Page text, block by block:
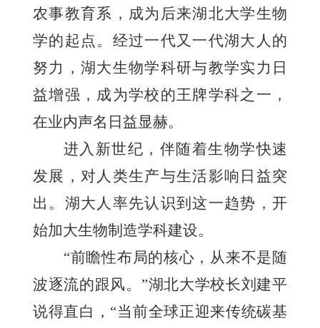
农事教育系，成为后来湖北大学生物
学的起点。经过一代又一代湖大人的
努力，湖大生物学科研与教学实力日
益增强，成为学校的王牌学科之一，
在业内声名日益显赫。
进入新世纪，伴随着生物学快速
发展，对人类生产与生活影响日益突
出。湖大人率先认识到这一趋势，开
始加大生物制造学科建设。
“前瞻性布局的核心，从来不是随
波逐流的跟风。”湖北大学校长刘建平
说得直白，“当前全球正迎来传统碳基